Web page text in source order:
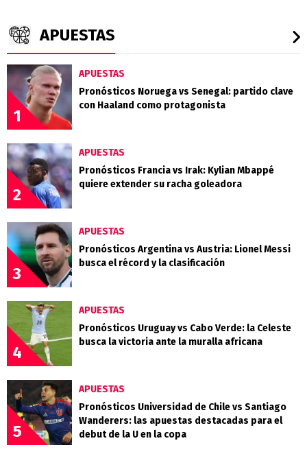
APUESTAS
1
APUESTAS
Pronósticos Noruega vs Senegal: partido clave
con Haaland como protagonista
2
APUESTAS
Pronósticos Francia vs Irak: Kylian Mbappé
quiere extender su racha goleadora
3
APUESTAS
Pronósticos Argentina vs Austria: Lionel Messi
busca el récord y la clasificación
4
APUESTAS
Pronósticos Uruguay vs Cabo Verde: la Celeste
busca la victoria ante la muralla africana
5
APUESTAS
Pronósticos Universidad de Chile vs Santiago
Wanderers: las apuestas destacadas para el
debut de la U en la copa